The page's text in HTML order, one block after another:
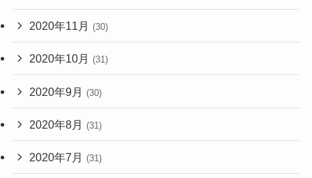
2020年11月 (30)
2020年10月 (31)
2020年9月 (30)
2020年8月 (31)
2020年7月 (31)